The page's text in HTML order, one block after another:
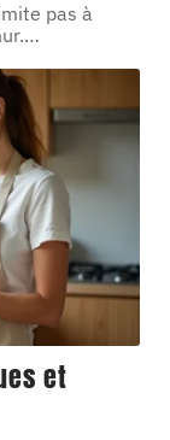
pas à
…
et